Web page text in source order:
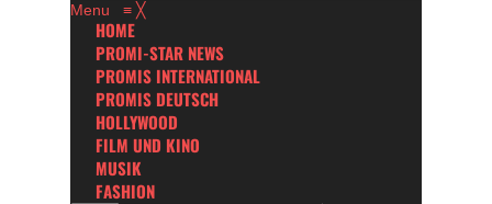
Menu ≡ ╳
HOME
PROMI-STAR NEWS
PROMIS INTERNATIONAL
PROMIS DEUTSCH
HOLLYWOOD
FILM UND KINO
MUSIK
FASHION